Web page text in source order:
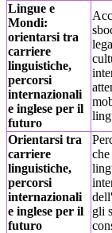
Lingue e
Mondi:
orientarsi tra
carriere
linguistiche,
percorsi
internazionali
e inglese per il
futuro
Orientarsi tra
carriere
linguistiche,
percorsi
internazionali
e inglese per il
futuro
gli